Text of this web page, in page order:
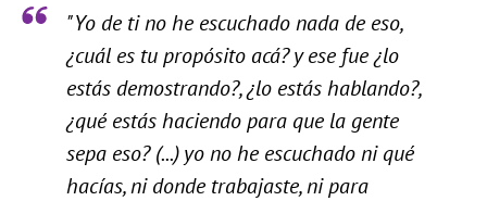
"Yo de ti no he escuchado nada de eso,
¿cuál es tu propósito acá? y ese fue ¿lo
estás demostrando?, ¿lo estás hablando?,
¿qué estás haciendo para que la gente
sepa eso? (...) yo no he escuchado ni qué
hacías, ni donde trabajaste, ni para